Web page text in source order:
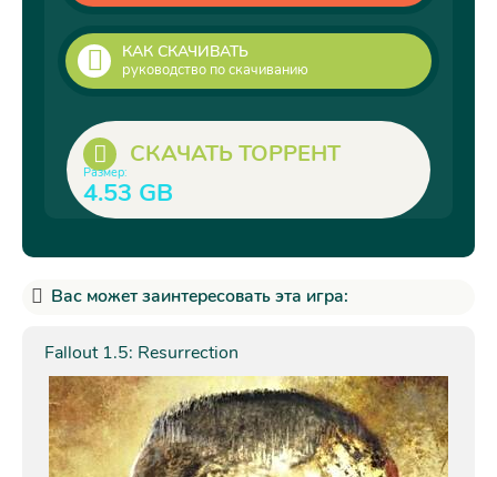
КАК СКАЧИВАТЬ
руководство по скачиванию
СКАЧАТЬ ТОРРЕНТ
Размер:
4.53 GB
Вас может заинтересовать эта игра:
Fallout 1.5: Resurrection